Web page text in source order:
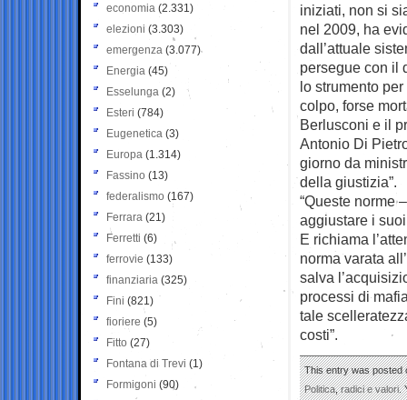
iniziati, non si
nel 2009, ha
dall’attuale
persegue con il
lo strumento
colpo, forse
Berlusconi e il
Antonio Di
giorno da
della giustizia”.
“Queste norme
aggiustare i
E richiama
norma varata
salva
processi di
tale
costi”.
This entry was posted
Politica,radici e valori.
economia (2.331)
elezioni (3.303)
emergenza (3.077)
Energia (45)
Esselunga (2)
Esteri (784)
Eugenetica (3)
Europa (1.314)
Fassino (13)
federalismo (167)
Ferrara (21)
Ferretti (6)
ferrovie (133)
finanziaria (325)
Fini (821)
fioriere (5)
Fitto (27)
Fontana di Trevi (1)
Formigoni (90)